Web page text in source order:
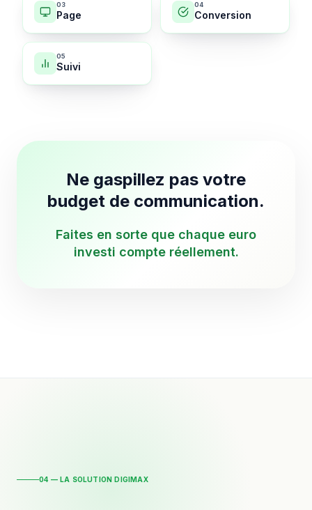
03
Page
04
Conversion
05
Suivi
Ne gaspillez pas votre
budget de communication.
Faites en sorte que chaque euro
investi compte réellement.
04 — LA SOLUTION DIGIMAX